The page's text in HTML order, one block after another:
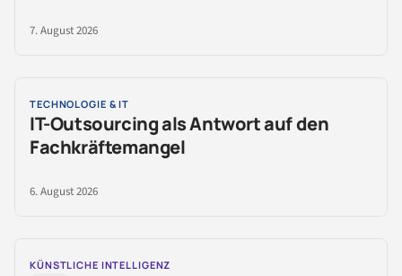
7. August 2026
TECHNOLOGIE & IT
IT-Outsourcing als Antwort auf den
Fachkräftemangel
6. August 2026
KÜNSTLICHE INTELLIGENZ